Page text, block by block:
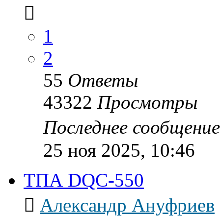
1
2
55 Ответы
43322 Просмотры
Последнее
25 ноя 2025, 10:46
ТПА DQC-550
Александр Ануфриев